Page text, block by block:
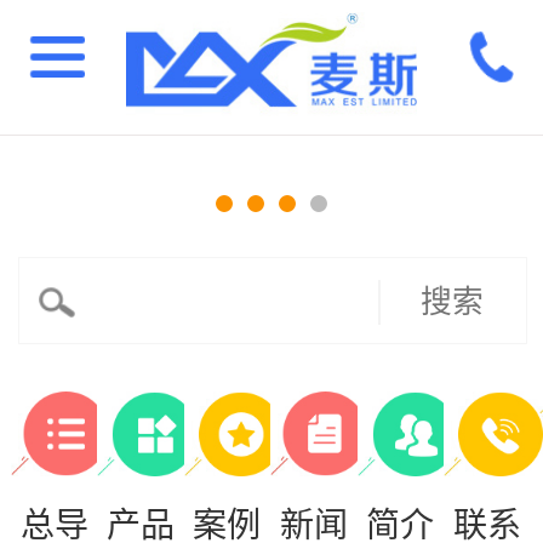
搜索
总导 产品 案例 新闻 简介 联系